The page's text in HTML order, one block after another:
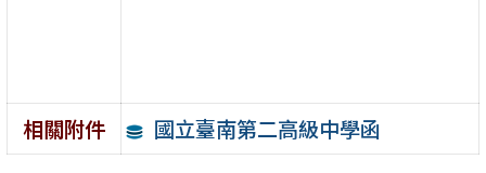
相關附件 國立臺南第二高級中學函